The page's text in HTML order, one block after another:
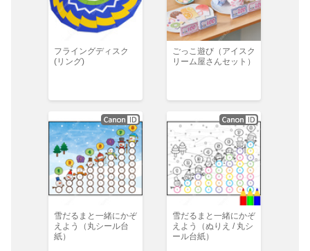
フライングディスク
(リング)
ごっこ遊び（アイスク
リーム屋さんセット）
雪だるまと一緒にかぞ
えよう（丸シール台
紙）
雪だるまと一緒にかぞ
えよう（ぬりえ / 丸シ
ール台紙）